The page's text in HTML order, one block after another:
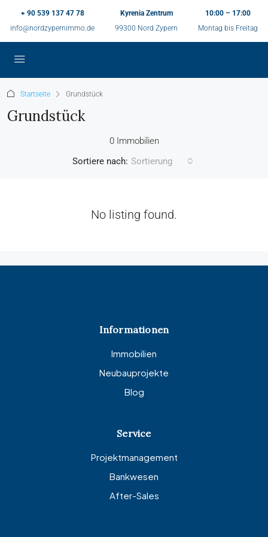
+ 90 539 137 47 78
info@nordzypernimmo.de
Kyrenia Zentrum
99300 Nord Zypern
10:00 – 17:00
Montag bis Freitag
Startseite Grundstück
Grundstück
0 Immobilien
Sortiere nach: Sortierung
No listing found.
Informationen
Immobilien
Neubauprojekte
Blog
Service
Projektmanagement
Bankwesen
After-Sales